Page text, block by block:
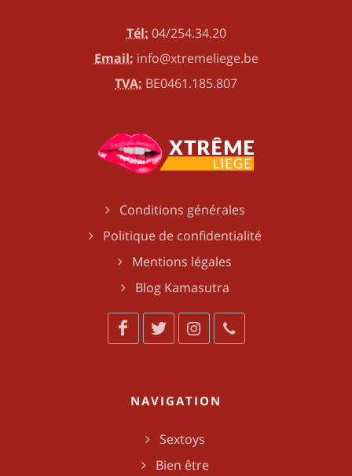
Tél: 04/254.34.20
Email: info@xtremeliege.be
TVA: BE0461.185.807
Conditions générales
Politique de confidentialité
Mentions légales
Blog Kamasutra
NAVIGATION
Sextoys
Bien être